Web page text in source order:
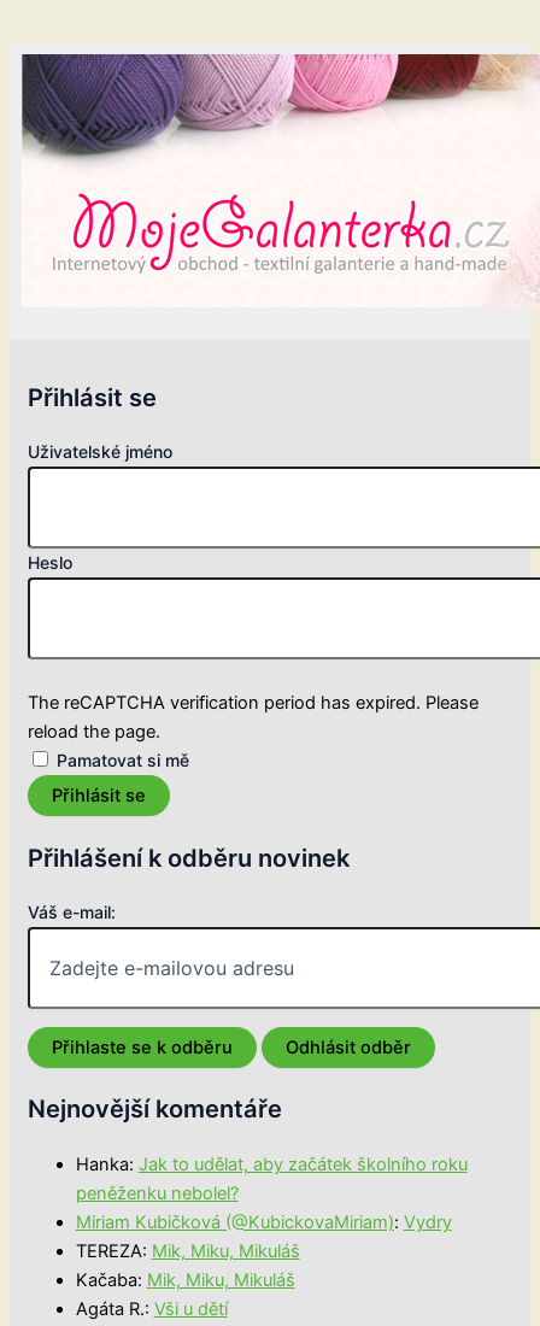
Přihlásit se
Uživatelské jméno
Heslo
The reCAPTCHA verification period has expired. Please
reload the page.
Pamatovat si mě
Přihlásit se
Přihlášení k odběru novinek
Váš e-mail:
Nejnovější komentáře
Hanka: Jak to udělat, aby začátek školního roku
peněženku nebolel?
Miriam Kubičková (@KubickovaMiriam): Vydry
TEREZA: Mik, Miku, Mikuláš
Kačaba: Mik, Miku, Mikuláš
Agáta R.: Vši u dětí